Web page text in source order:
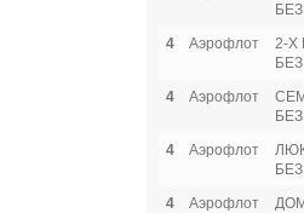
4
Аэрофлот
2-Х
4
Аэрофлот
4
Аэрофлот
4
Аэрофлот